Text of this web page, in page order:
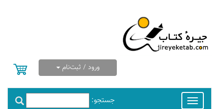
ورود / ثبت‌نام
جستجو:
Toggle